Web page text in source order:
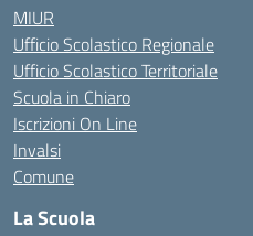
MIUR
Ufficio Scolastico Regionale
Ufficio Scolastico Territoriale
Scuola in Chiaro
Iscrizioni On Line
Invalsi
Comune
La Scuola